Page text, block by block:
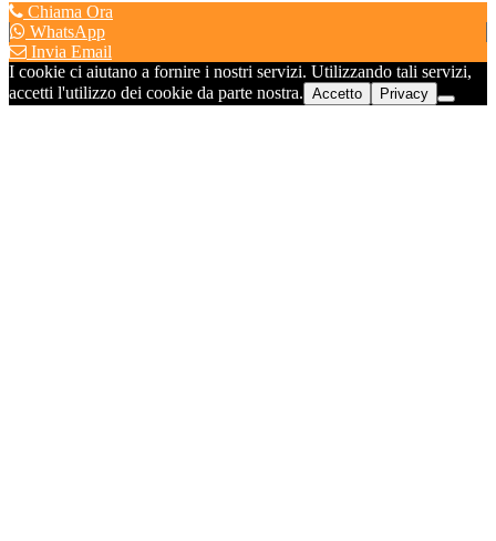
Chiama Ora
WhatsApp
Invia Email
I cookie ci aiutano a fornire i nostri servizi. Utilizzando tali servizi,
accetti l'utilizzo dei cookie da parte nostra. Accetto Privacy